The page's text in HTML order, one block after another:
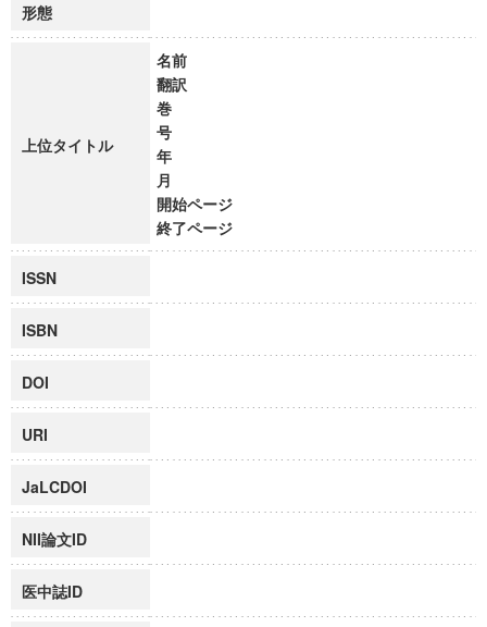
形態
上位タイトル
名前
翻訳
巻
号
年
月
開始ページ
終了ページ
ISSN
ISBN
DOI
URI
JaLCDOI
NII論文ID
医中誌ID